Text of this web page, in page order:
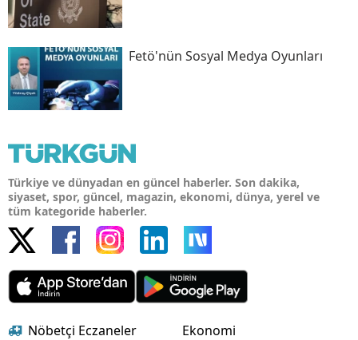
Fetö'nün Sosyal Medya Oyunları
Türkiye ve dünyadan en güncel haberler. Son dakika,
siyaset, spor, güncel, magazin, ekonomi, dünya, yerel ve
tüm kategoride haberler.
Nöbetçi Eczaneler
Ekonomi